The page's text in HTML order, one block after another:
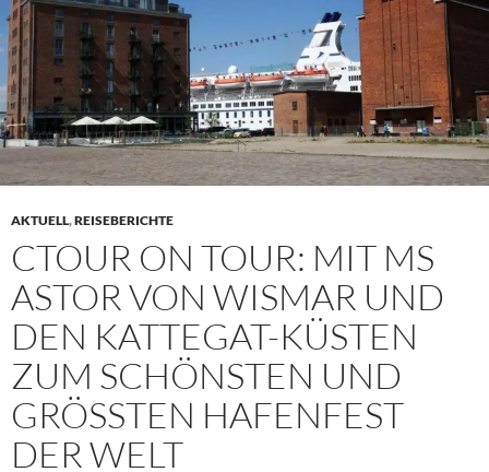
AKTUELL,REISEBERICHTE
CTOUR ON TOUR: MIT MS
ASTOR VON WISMAR UND
DEN KATTEGAT-KÜSTEN
ZUM SCHÖNSTEN UND
GRÖSSTEN HAFENFEST D
ER WELT